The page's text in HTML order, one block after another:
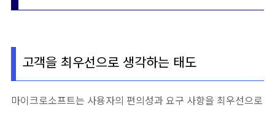
고객을 최우선으로 생각하는 태도
마이크로소프트는 사용자의 편의성과 요구 사항을 최우선으로